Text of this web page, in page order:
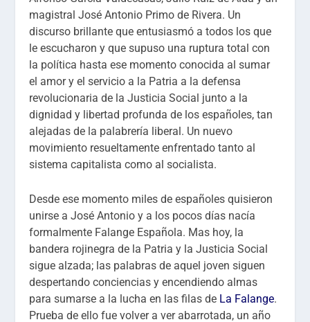
magistral José Antonio Primo de Rivera. Un
discurso brillante que entusiasmó a todos los que
le escucharon y que supuso una ruptura total con
la política hasta ese momento conocida al sumar
el amor y el servicio a la Patria a la defensa
revolucionaria de la Justicia Social junto a la
dignidad y libertad profunda de los españoles, tan
alejadas de la palabrería liberal. Un nuevo
movimiento resueltamente enfrentado tanto al
sistema capitalista como al socialista.
Desde ese momento miles de españoles quisieron
unirse a José Antonio y a los pocos días nacía
formalmente Falange Española. Mas hoy, la
bandera rojinegra de la Patria y la Justicia Social
sigue alzada; las palabras de aquel joven siguen
despertando conciencias y encendiendo almas
para sumarse a la lucha en las filas de La Falange.
Prueba de ello fue volver a ver abarrotada, un año